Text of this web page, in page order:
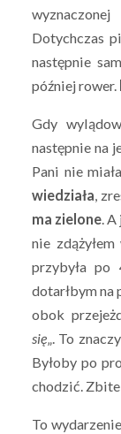
Dotychczas
następnie
później rower.
Gdy
następnie na
Pani nie
wiedziała,
ma zielone. A
nie
przybyła po
dotarłbym na
obok
się„. To
Byłoby po
chodzić.
To